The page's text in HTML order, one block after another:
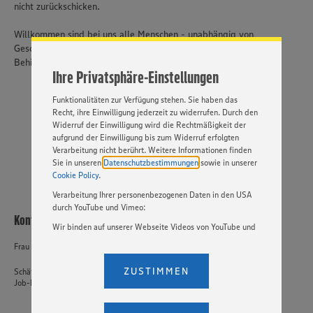
Ihre Privatsphäre-Einstellungen
Website zu personalisieren und Ihnen möglichst relevante
Cookies und anderer Technologien ist freiwillig und kann
„EINSTELLUNGEN ÄNDERN”. Bitte beachten Sie, dass auf
Basis Ihrer Einstellungen ggf. nicht mehr alle
Funktionalitäten zur Verfügung stehen. Sie haben das
Recht, ihre Einwilligung jederzeit zu widerrufen. Durch den
Widerruf der Einwilligung wird die Rechtmäßigkeit der
aufgrund der Einwilligung bis zum Widerruf erfolgten
Verarbeitung nicht berührt. Weitere Informationen finden
Sie in unseren Datenschutzbestimmungen sowie in unserer
Cookie Policy.
Verarbeitung Ihrer personenbezogenen Daten in den USA
durch YouTube und Vimeo:
Wir binden auf unserer Webseite Videos von YouTube und
Einstellungen bezüglich YouTube und Vimeo zu ändern,
ein, dass Ihre Daten (IP-Adresse, Zeitstempel, ggf.
Nutzerverhalten auf unserer Webseite) an die Anbieter der
Dienste YouTube und Vimeo in den USA übermittelt und
ZUSTIMMEN
nicht zurückschicken.
Willkommen sind bei uns alle Menschen - unabhängig von
Geschlecht, Nationalität, ethnischer und sozialer Herkunft,
Behinderung, Religion, Alter sowie sexueller Orientierung.
JETZT BEWERBEN
PER WHATSAPP
Kontakt
Frau Al Achouch
Schäfer's Produktionsgesellschaft mbH
Job-ID: 61566